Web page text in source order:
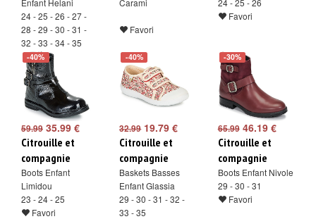
Enfant Helani
24 - 25 - 26 - 27 -
28 - 29 - 30 - 31 -
32 - 33 - 34 - 35
Favori
Carami
Favori
24 - 25 - 26
Favori
-40%
59.99 35.99 €
Citrouille et
compagnie
Boots Enfant
Limidou
23 - 24 - 25
Favori
-40%
32.9919.79 €
Citrouille et
compagnie
Baskets Basses
Enfant Glassia
29 - 30 - 31 - 32 -
33 - 35
-30%
65.9946.19 €
Citrouille et
compagnie
Boots Enfant Nivole
29 - 30 - 31
Favori